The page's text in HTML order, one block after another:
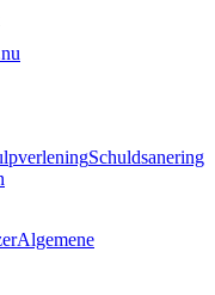
Schuldsanering
Algemene